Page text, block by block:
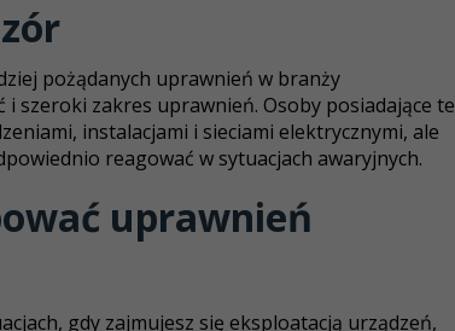
pożądanych uprawnień w branży
szeroki zakres uprawnień. Osoby posiadające te
instalacjami i sieciami elektrycznymi, ale
reagować w sytuacjach awaryjnych.
uprawnień
gdy zajmujesz się eksploatacją urządzeń,